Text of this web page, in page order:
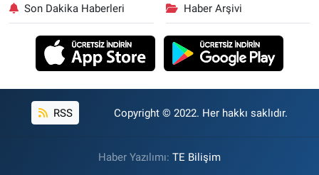
Son Dakika Haberleri Haber Arşivi
RSS Copyright © 2022. Her hakkı saklıdır.
Haber Yazılımı: TE Bilişim